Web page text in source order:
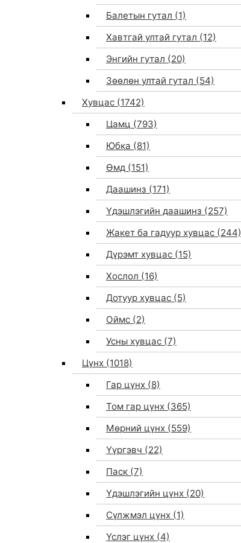
Балетын гутал (1)
Хавтгай ултай гутал (12)
Энгийн гутал (20)
Зөөлөн ултай гутал (54)
Хувцас (1742)
Цамц (793)
Юбка (81)
Өмд (151)
Даашинз (171)
Үдэшлэгийн даашинз (257)
Жакет ба гадуур хувцас (244)
Дүрэмт хувцас (15)
Хослол (16)
Дотуур хувцас (5)
Оймс (2)
Усны хувцас (7)
Цүнх (1018)
Гар цүнх (8)
Том гар цүнх (365)
Мөрний цүнх (559)
Үүргэвч (22)
Паск (7)
Үдэшлэгийн цүнх (20)
Сүлжмэл цүнх (1)
Үслэг цүнх (4)